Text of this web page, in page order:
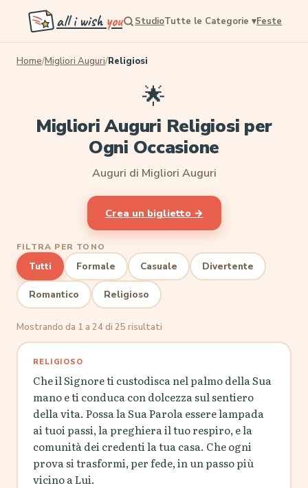
all i wish you StudioTutte le Categorie ▾Feste
Home/Migliori Auguri/Religiosi
🌟
Migliori Auguri Religiosi per
Ogni Occasione
Auguri di Migliori Auguri
Crea un biglietto →
FILTRA PER TONO
Tutti Formale Casuale Divertente
Romantico Religioso
Mostrando da 1 a 24 di 25 risultati
RELIGIOSO
Che il Signore ti custodisca nel palmo della Sua
mano e ti conduca con dolcezza sul sentiero
della vita. Possa la Sua Parola essere lampada
ai tuoi passi, la preghiera il tuo respiro, e la
comunità dei credenti la tua casa. Che ogni
prova si trasformi, per fede, in un passo più
vicino a Lui.